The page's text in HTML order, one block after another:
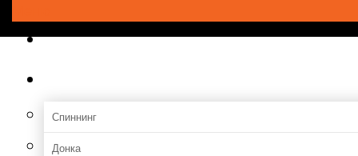
ГЛАВНАЯ
Спиннинг
Донка